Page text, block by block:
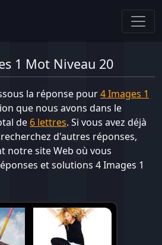
1 Mot Niveau 20
la réponse pour4 Images 1
que nous avons dans le
de 6 lettres. Si vous avez déjà
d'autres réponses,
notre site Web où vous
et solutions 4 Images 1